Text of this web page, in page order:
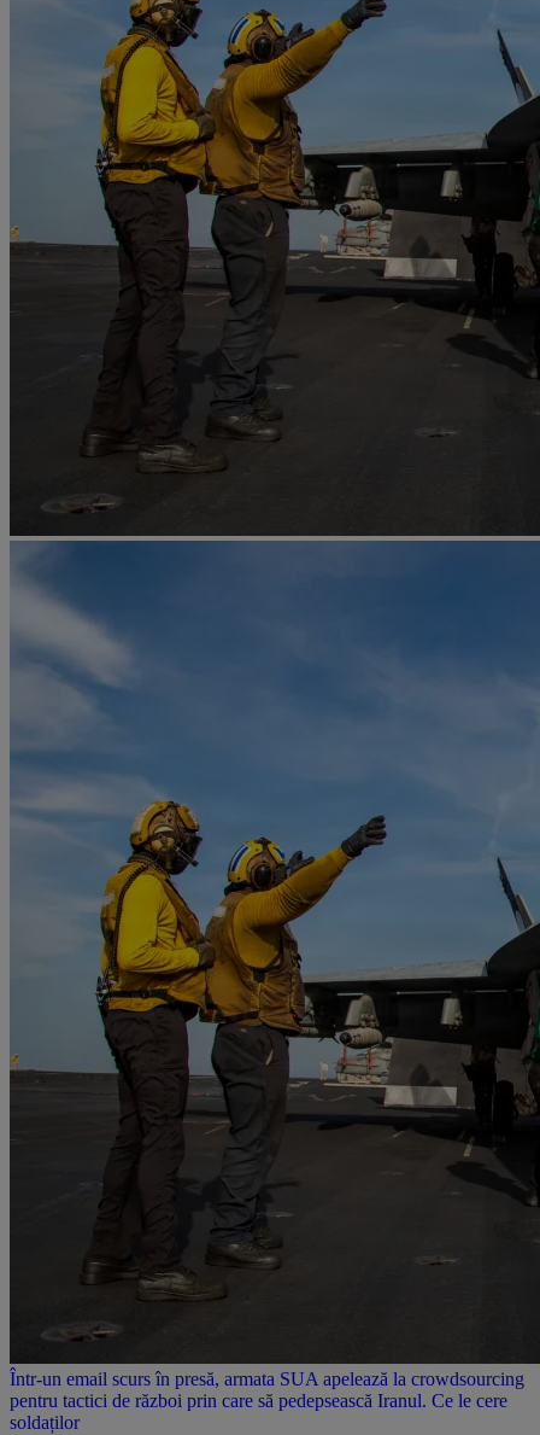
Într-un email scurs în presă, armata SUA apelează la crowdsourcing
pentru tactici de război prin care să pedepsească Iranul. Ce le cere
soldaților